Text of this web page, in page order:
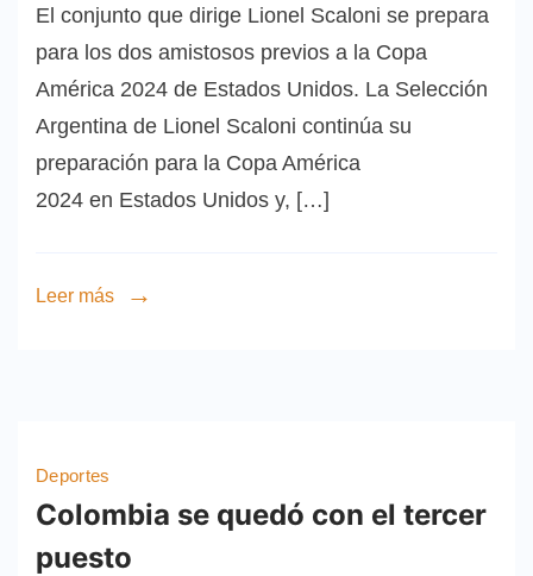
El conjunto que dirige Lionel Scaloni se prepara
para los dos amistosos previos a la Copa
América 2024 de Estados Unidos. La Selección
Argentina de Lionel Scaloni continúa su
preparación para la Copa América
2024 en Estados Unidos y, […]
Leer más
Deportes
Colombia se quedó con el tercer
puesto